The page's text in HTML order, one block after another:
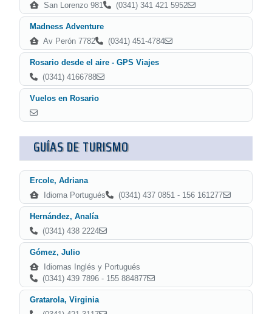
San Lorenzo 981
(0341) 341 421 5952
Madness Adventure
Av Perón 7782
(0341) 451-4784
Rosario desde el aire - GPS Viajes
(0341) 4166788
Vuelos en Rosario
GUÍAS DE TURISMO
Ercole, Adriana
Idioma Portugués
(0341) 437 0851 - 156 161277
Hernández, Analía
(0341) 438 2224
Gómez, Julio
Idiomas Inglés y Portugués
(0341) 439 7896 - 155 884877
Gratarola, Virginia